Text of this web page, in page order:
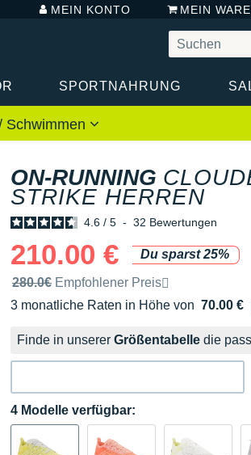
MEIN KONTO MEIN
SPORTNAHRUNG
Schwimmen
ON-RUNNING
STRIKE HERREN
4.6 / 5 - 32 Bewertungen
210.00 €
Du sparst 25%
Unverbindliche Preisempfehlung der
280.0€ Empfohlener Preis
3 monatliche Raten in Höhe von 70.00 €
Ohne Zusatzkosten
Finde in unserer Größentabelle die
4 Modelle verfügbar: